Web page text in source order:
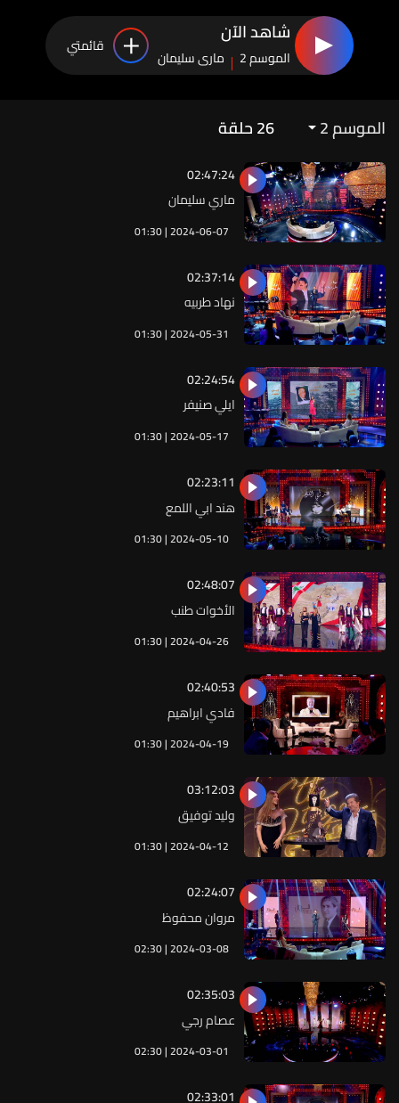
شاهد الآن
الموسم 2 ماري سليمان
قائمتي
الموسم 2 26حلقة
01:30 | 2024-06-07
ماري سليمان
02:47:24
01:30 | 2024-05-31
نهاد طربيه
02:37:14
01:30 | 2024-05-17
ايلي صنيفر
02:24:54
01:30 | 2024-05-10
هند ابي اللمع
02:23:11
01:30 | 2024-04-26
الأخوات طنب
02:48:07
01:30 | 2024-04-19
فادي ابراهيم
02:40:53
01:30 | 2024-04-12
وليد توفيق
03:12:03
02:30 | 2024-03-08
مروان محفوظ
02:24:07
02:30 | 2024-03-01
عصام رجي
02:35:03
02:33:01